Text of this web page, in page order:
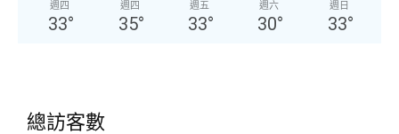
週四
33°
週四
35°
週五
33°
週六
30°
週日
33°
總訪客數